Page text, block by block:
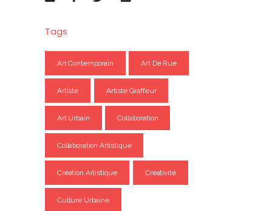
Tags
Art Contemporain Art De Rue
Artiste Artiste Graffeur
Art Urbain Collaboration
Collaboration Artistique
Création Artistique Créativité
Culture Urbaine